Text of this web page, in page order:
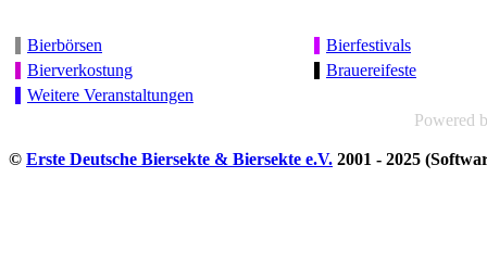
Bierbörsen
Bierfestivals
Bierverkostung
Brauereifeste
Weitere Veranstaltungen
Powered
© Erste Deutsche Biersekte & Biersekte e.V. 2001 - 2025